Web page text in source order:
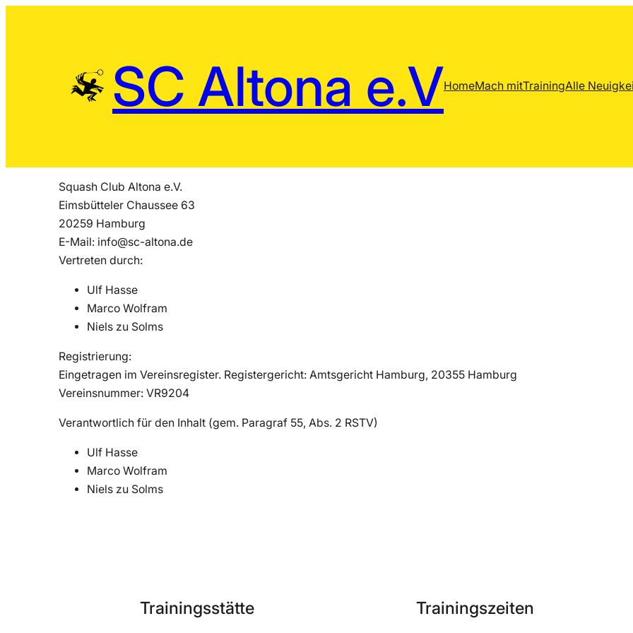
HomeMach mitTrainingAlle
SC Altona e.V
Squash Club Altona e.V.
Eimsbütteler Chaussee 63
20259 Hamburg
E-Mail: info@sc-altona.de
Vertreten durch:
Ulf Hasse
⁠Marco Wolfram
⁠Niels zu Solms
Registrierung:
Eingetragen im Vereinsregister. Registergericht: Amtsgericht Hamburg, 20355 Hamburg
Vereinsnummer: VR9204
Verantwortlich für den Inhalt (gem. Paragraf 55, Abs. 2 RSTV)
Ulf Hasse
⁠Marco Wolfram
⁠Niels zu Solms
Trainingsstätte Trainingszeiten